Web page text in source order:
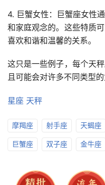
4. 巨蟹女性：巨蟹座女性
和家庭观念的。这些特质
喜欢和谐和温馨的关系。
这只是一些例子，每个天
且可能会对许多不同类型的
星座 天秤
摩羯座 射手座 天蝎座
巨蟹座 双子座 金牛座